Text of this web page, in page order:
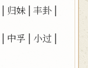
| 归妹 |丰卦 |
| 中孚 | 小过 |